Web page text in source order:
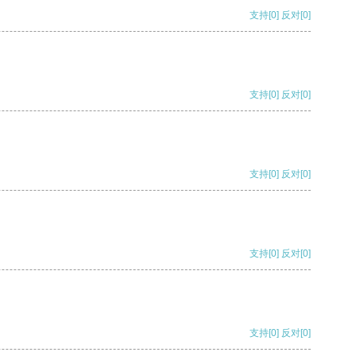
支持[0] 反对[0]
支持[0] 反对[0]
支持[0] 反对[0]
支持[0] 反对[0]
支持[0] 反对[0]